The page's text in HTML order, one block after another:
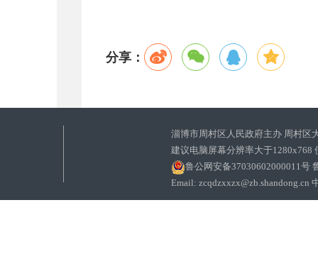
分享：
淄博市周村区人民政府主办 周村区
建议电脑屏幕分辨率大于1280x768
鲁公网安备37030602000011号
Email: zcqdzxxzx@zb.shandong.cn